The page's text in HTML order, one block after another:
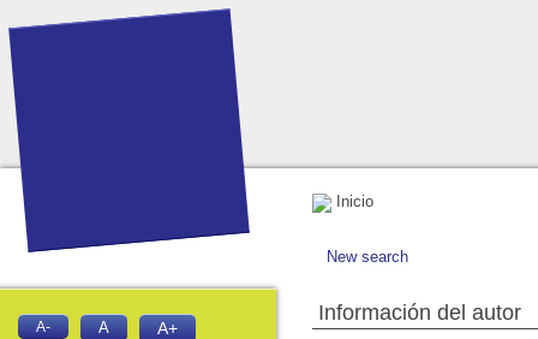
Inicio
New search
Información del autor
A- A A+